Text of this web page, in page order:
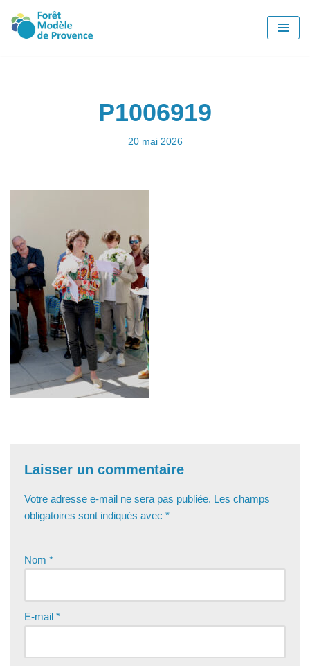
Aller
P1006919
20 mai 2026
Laisser un commentaire
Votre adresse e-mail ne sera pas publiée. Les champs
obligatoires sont indiqués avec *
Nom *
E-mail *